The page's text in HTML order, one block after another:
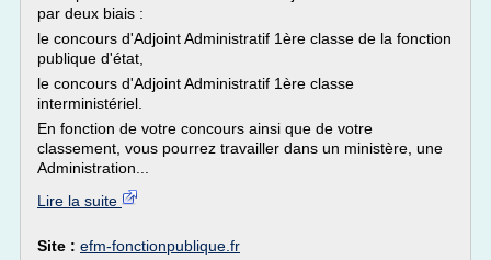
par deux biais :
le concours d'Adjoint Administratif 1ère classe de la fonction
publique d'état,
le concours d'Adjoint Administratif 1ère classe
interministériel.
En fonction de votre concours ainsi que de votre
classement, vous pourrez travailler dans un ministère, une
Administration...
Lire la suite
Site : efm-fonctionpublique.fr